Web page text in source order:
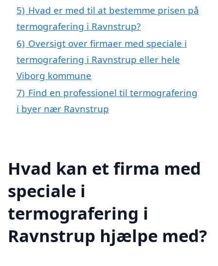
5) Hvad er med til at bestemme prisen på
termografering i Ravnstrup?
6) Oversigt over firmaer med speciale i
termografering i Ravnstrup eller hele
Viborg kommune
7) Find en professionel til termografering
i byer nær Ravnstrup
Hvad kan et firma med
speciale i
termografering i
Ravnstrup hjælpe med?